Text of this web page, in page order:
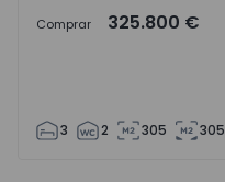
Comprar 325.800 €
3 2 305 305